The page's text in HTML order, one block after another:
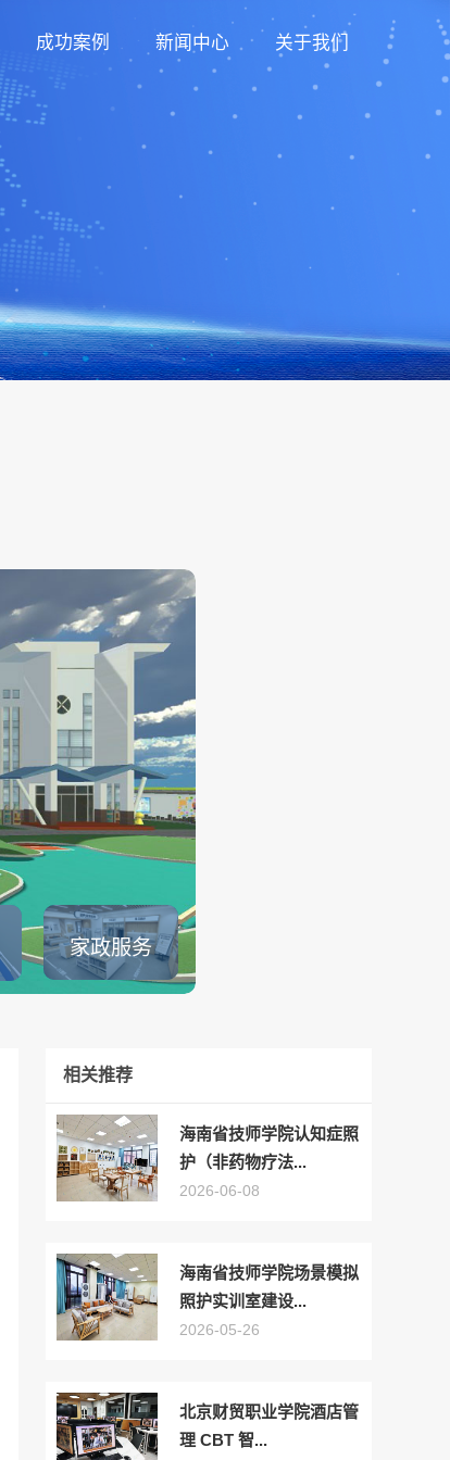
成功案例 新闻中心 关于我们
家政服务
相关推荐
海南省技师学院认知症照
护（非药物疗法...
2026-06-08
海南省技师学院场景模拟
照护实训室建设...
2026-05-26
北京财贸职业学院酒店管
理 CBT 智...